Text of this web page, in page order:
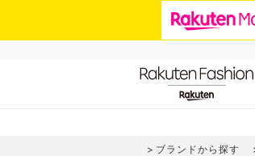
ブランドから探す